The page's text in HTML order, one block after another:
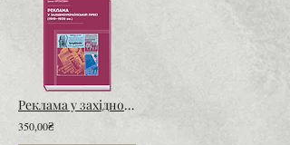
Реклама у західноукраїнській пресі (1919–1939 рр.)
350,00₴